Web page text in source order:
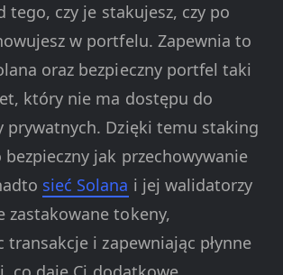
tego, czy je stakujesz, czy po
w portfelu. Zapewnia to
oraz bezpieczny portfel taki
który nie ma dostępu do
prywatnych. Dzięki temu staking
jak przechowywanie
sieć Solana i jej walidatorzy
zastakowane tokeny,
transakcje i zapewniając płynne